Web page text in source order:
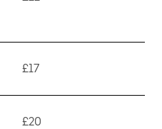
£17
£20